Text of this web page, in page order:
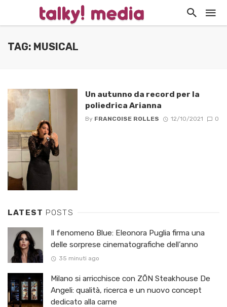
TAG: MUSICAL
Un autunno da record per la
poliedrica Arianna
By FRANCOISE ROLLES 12/10/2021 0
LATEST POSTS
Il fenomeno Blue: Eleonora Puglia firma una
delle sorprese cinematografiche dell’anno
35 minuti ago
Milano si arricchisce con ZŌN Steakhouse De
Angeli: qualità, ricerca e un nuovo concept
dedicato alla carne